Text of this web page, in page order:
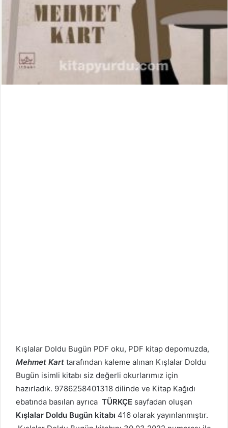
Kışlalar Doldu Bugün PDF oku, PDF kitap depomuzda,
Mehmet Kart tarafından kaleme alınan Kışlalar Doldu
Bugün isimli kitabı siz değerli okurlarımız için
hazırladık. 9786258401318 dilinde ve Kitap Kağıdı
ebatında basılan ayrıca TÜRKÇE sayfadan oluşan
Kışlalar Doldu Bugün kitabı 416 olarak yayınlanmıştır.